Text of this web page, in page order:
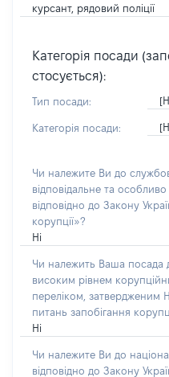
курсант, рядовий поліції
Категорія посади
стосується):
Тип посади:
Категорія посади:
Чи належите Ви до
відповідальне та
відповідно до Закону
корупції»?
Ні
Чи належить Ваша посада
високим рівнем
переліком, затвердженим
питань запобігання
Ні
Чи належите Ви до
відповідно до Закону